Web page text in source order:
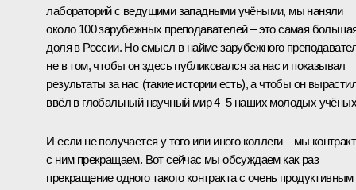
лабораторий с ведущими западными учёными, мы наняли
около 100 зарубежных преподавателей – это самая
доля в России. Но смысл в найме зарубежного
не в том, чтобы он здесь публиковался за нас и показывал
результаты за нас (такие истории есть), а чтобы он
ввёл в глобальный научный мир 4–5 наших молодых
И если не получается у того или иного коллеги – мы контракт
с ним прекращаем. Вот сейчас мы обсуждаем как раз
прекращение одного такого контракта с очень продуктивным